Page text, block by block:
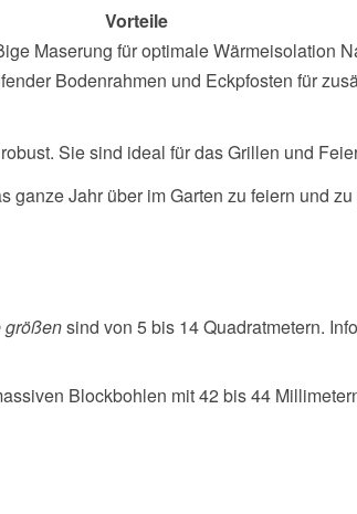
Vorteile
Maserung für optimale Wärmeisolation
Bodenrahmen und Eckpfosten für
Sie sind ideal für das Grillen und
Jahr über im Garten zu feiern und
größensind von 5 bis 14 Quadratmetern.
Blockbohlen mit 42 bis 44